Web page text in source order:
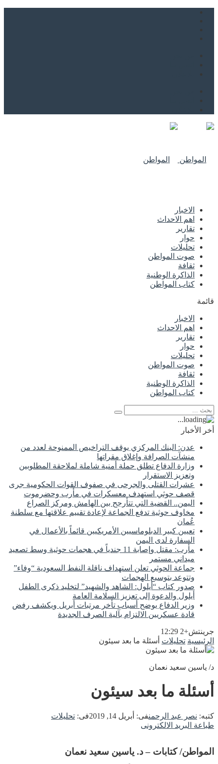
الاخبار
اهم الاحداث
تقارير
حوار
تحليلات
صوت المواطن
ثقافة
الذاكرة الوطنية
كتاب المواطن
قائمة
الاخبار
اهم الاحداث
تقارير
حوار
تحليلات
صوت المواطن
ثقافة
الذاكرة الوطنية
كتاب المواطن
أخر الأخبار
عدن: البنك المركزي يوقف التراخيص الممنوحة لعدد من
منشآت الصرافة وإغلاق مقراتها
وزارة الدفاع تطلق حملة أمنية شاملة لملاحقة المطلوبين
وتعزيز الاستقرار
عشرات القتلى والجرحى في صفوف القوات الحكومية جرى
قصف حوثي استهدف معسكرات في مأرب وحضرموت
اليمن.. القضية التي تتأرجح بين الهامش ومركز الصراع
مخاوف حوثية تدفع الجماعة لإعادة تقييم علاقتها مع سلطنة
عُمان
تعيين كبير الدبلوماسيين الأمريكيين قائماً بالأعمال في
السفارة لدى اليمن
مأرب: مقتل وإصابة 11 جندياً في هجمات حوثية وسط تصعيد
ميداني مستمر
جماعة الحوثي تعلن استهداف ناقلة النفط السعودية “وفاء”
وتتوعد بتوسيع الهجمات
صدور كتاب “أيلول: الشاهد والشهيد” لتخليد ذكرى الطفل
أيلول والدعوة إلى تعزيز السلامة العامة
وزير الدفاع يوضح أسباب تأخر مرتبات أبريل ويكشف رفض
قادة عسكريين الالتزام بآلية الصرف الجديدة
جرينتش+2 12:29
الرئيسية تحليلات أسئلة ما بعد سيئون
د/ ياسين سعيد نعمان
أسئلة ما بعد سيئون
كتبه: نصر عبد الرحمنفى: أبريل 14, 2019 فى: تحليلات
طباعة البريد الالكترونى
المواطن/ كتابات – د. ياسين سعيد نعمان